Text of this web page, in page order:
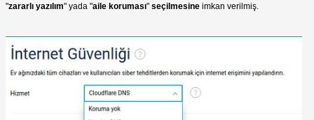
"zararlı yazılım" yada "aile koruması" seçilmesine imkan verilmiş.